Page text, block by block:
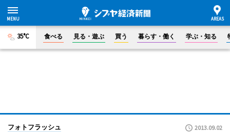
35°C 食べる 見る・遊ぶ 買う 暮らす・働く 学ぶ・知る
フォトフラッシュ 2013.09.02